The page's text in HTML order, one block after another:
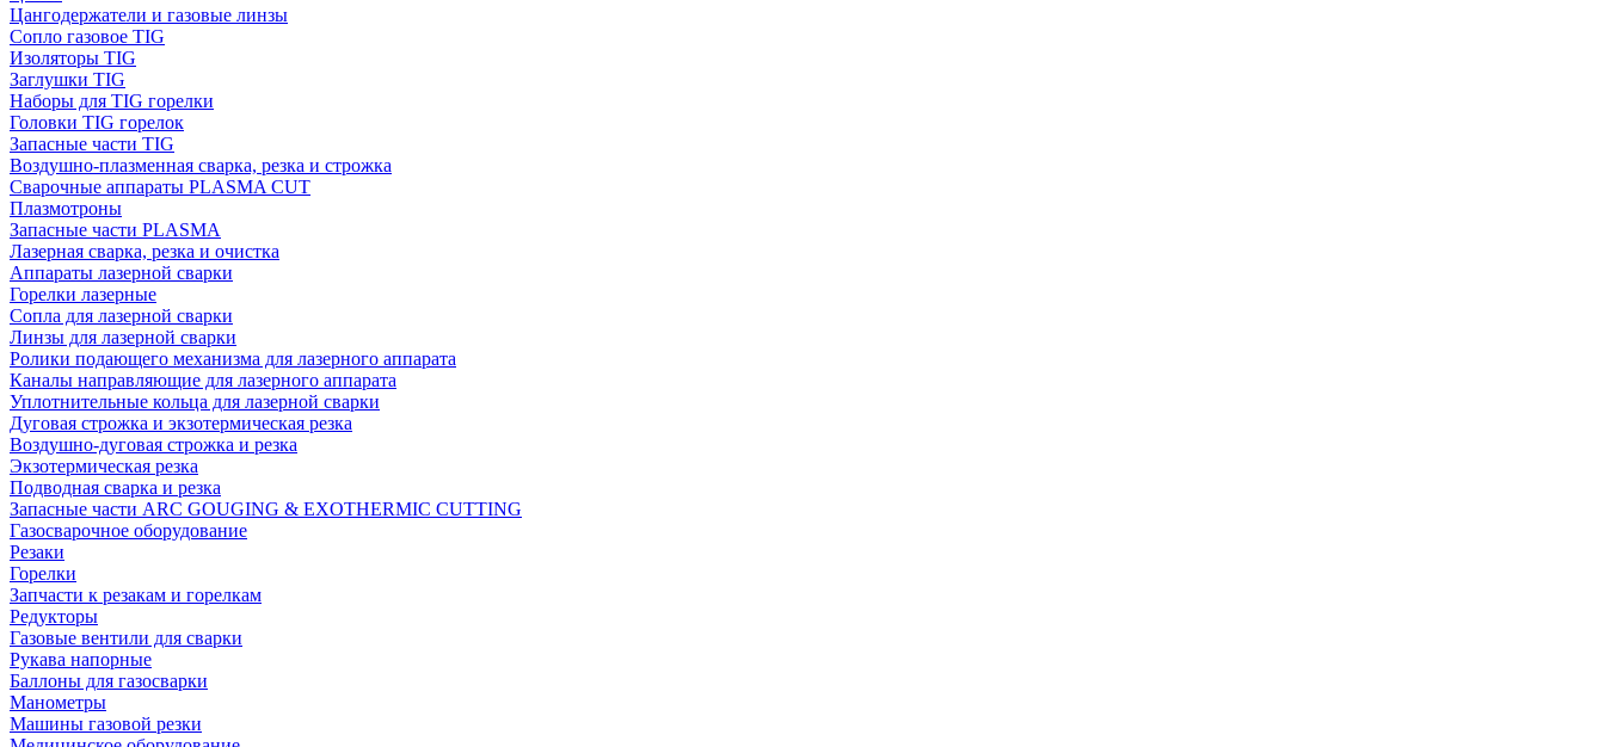
Цангодержатели и газовые линзы
Сопло газовое TIG
Изоляторы TIG
Заглушки TIG
Наборы для TIG горелки
Головки TIG горелок
Запасные части TIG
Воздушно-плазменная сварка, резка и строжка
Сварочные аппараты PLASMA CUT
Плазмотроны
Запасные части PLASMA
Лазерная сварка, резка и очистка
Аппараты лазерной сварки
Горелки лазерные
Сопла для лазерной сварки
Линзы для лазерной сварки
Ролики подающего механизма для лазерного аппарата
Каналы направляющие для лазерного аппарата
Уплотнительные кольца для лазерной сварки
Дуговая строжка и экзотермическая резка
Воздушно-дуговая строжка и резка
Экзотермическая резка
Подводная сварка и резка
Запасные части ARC GOUGING & EXOTHERMIC CUTTING
Газосварочное оборудование
Резаки
Горелки
Запчасти к резакам и горелкам
Редукторы
Газовые вентили для сварки
Рукава напорные
Баллоны для газосварки
Манометры
Машины газовой резки